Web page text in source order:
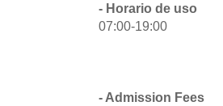
- Horario de uso
07:00-19:00
- Admission Fees